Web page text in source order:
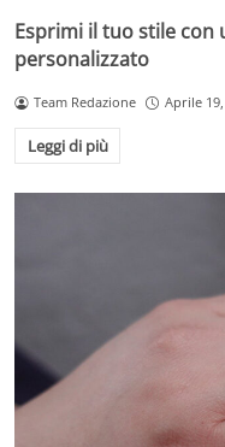
Esprimi il tuo stile con
personalizzato
Team Redazione Aprile
Leggi di più